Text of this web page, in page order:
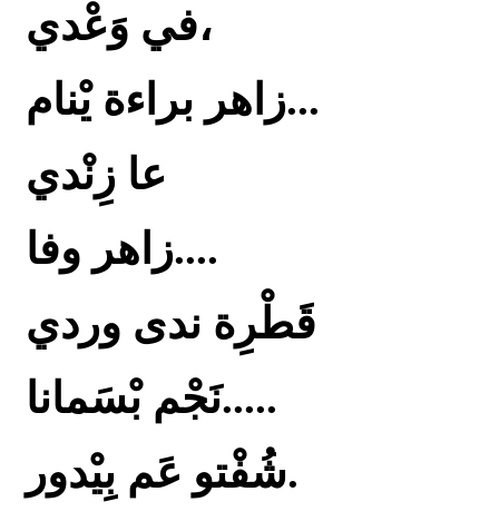
في وَعْدي،
زاهر براءة يْنام...
عا زِنْدي
زاهر وفا....
قَطْرِة ندى وردي
نَجْم بْسَمانا.....
شُفْتو عَم بِيْدور.